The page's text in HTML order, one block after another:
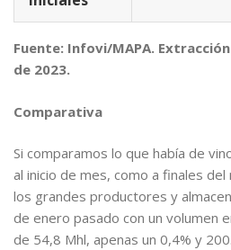
Fuente: Infovi/MAPA.
de 2023.
Comparativa
Si comparamos lo que había de
al inicio de mes, como a finales
los grandes productores y
de enero pasado con un volumen
de 54,8 Mhl, apenas un 0,4% y